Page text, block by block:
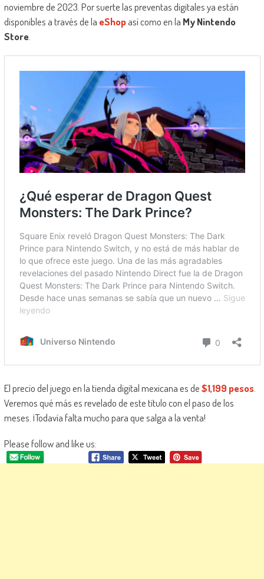
noviembre de 2023. Por suerte las preventas digitales ya están
disponibles a través de la eShopasí como en la My Nintendo
Store.
El precio del juego en la tienda digital mexicana es de$1,199 pesos.
Veremos qué más es revelado de este título con el paso de los
meses. ¡Todavía falta mucho para que salga a la venta!
Please follow and like us: